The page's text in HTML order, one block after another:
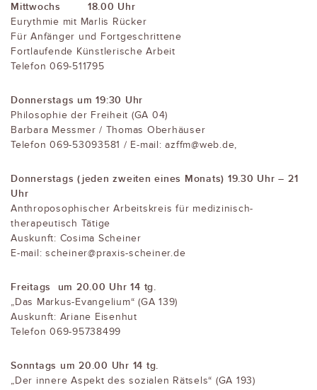
Mittwochs 18.00 Uhr
Eurythmie mit Marlis Rücker
Für Anfänger und Fortgeschrittene
Fortlaufende Künstlerische Arbeit
Telefon 069-511795
Donnerstags um 19:30 Uhr
Philosophie der Freiheit (GA 04)
Barbara Messmer / Thomas Oberhäuser
Telefon 069-53093581 / E-mail: azffm@web.de,
Donnerstags (jeden zweiten eines Monats) 19.30 Uhr – 21
Uhr
Anthroposophischer Arbeitskreis für medizinisch-
therapeutisch Tätige
Auskunft: Cosima Scheiner
E-mail: scheiner@praxis-scheiner.de
Freitags um 20.00 Uhr14 tg.
„Das Markus-Evangelium“ (GA 139)
Auskunft: Ariane Eisenhut
Telefon 069-95738499
Sonntags um 20.00 Uhr 14 tg.
„Der innere Aspekt des sozialen Rätsels“ (GA 193)